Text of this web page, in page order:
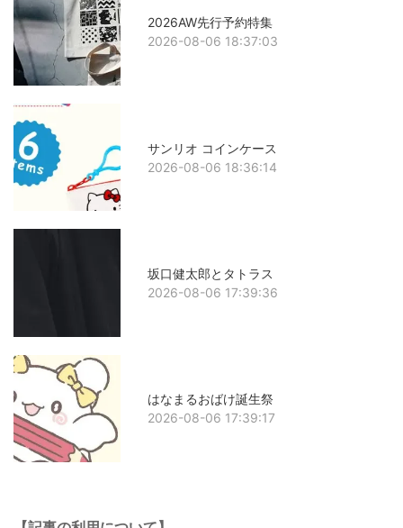
2026AW先行予約特集
2026-08-06 18:37:03
サンリオ コインケース
2026-08-06 18:36:14
坂口健太郎とタトラス
2026-08-06 17:39:36
はなまるおばけ誕生祭
2026-08-06 17:39:17